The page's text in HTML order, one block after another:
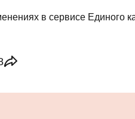
в сервисе Единого